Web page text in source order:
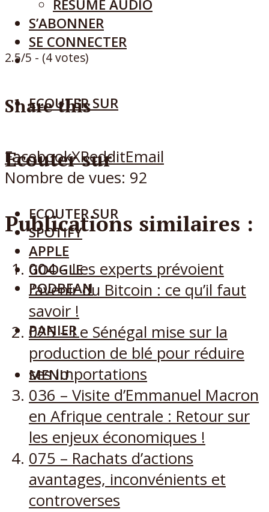
RÉSUMÉ AUDIO
S’ABONNER
SE CONNECTER
ECOUTER SUR
Ecouter sur
ECOUTER SUR
SPOTIFY
APPLE
GOOGLE
PODBEAN
PANIER
MENU
2.5/5 - (4 votes)
Share this
FacebookXRedditEmail
Nombre de vues: 92
Publications similaires :
004 – Les experts prévoient
l’avenir du Bitcoin : ce qu’il faut
savoir !
025 – Le Sénégal mise sur la
production de blé pour réduire
ses importations
036 – Visite d’Emmanuel Macron
en Afrique centrale : Retour sur
les enjeux économiques !
075 – Rachats d’actions
avantages, inconvénients et
controverses